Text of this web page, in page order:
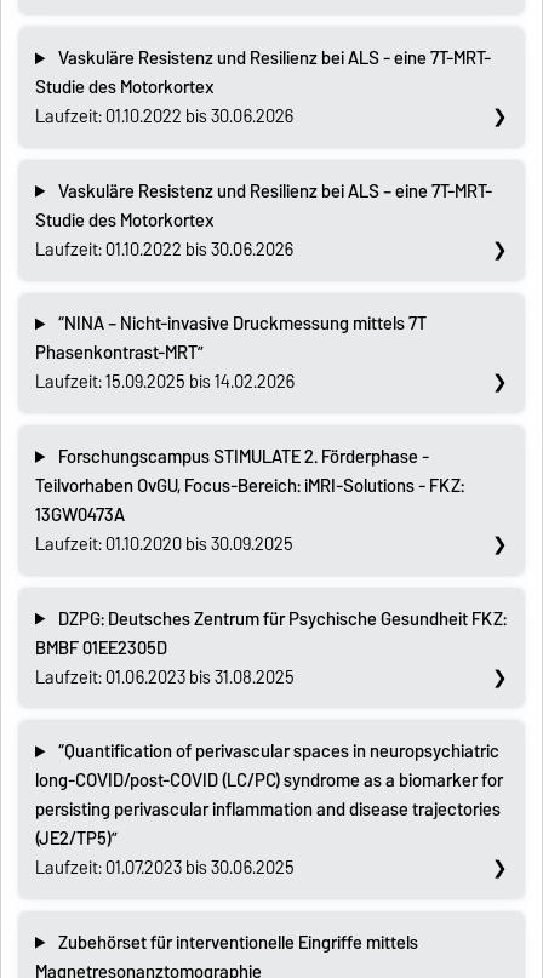
Vaskuläre Resistenz und Resilienz bei ALS - eine 7T-MRT-
Studie des Motorkortex
Laufzeit: 01.10.2022 bis 30.06.2026
Vaskuläre Resistenz und Resilienz bei ALS – eine 7T-MRT-
Studie des Motorkortex
Laufzeit: 01.10.2022 bis 30.06.2026
“NINA – Nicht-invasive Druckmessung mittels 7T
Phasenkontrast-MRT”
Laufzeit: 15.09.2025 bis 14.02.2026
Forschungscampus STIMULATE 2. Förderphase -
Teilvorhaben OvGU, Focus-Bereich: iMRI-Solutions - FKZ:
13GW0473A
Laufzeit: 01.10.2020 bis 30.09.2025
DZPG: Deutsches Zentrum für Psychische Gesundheit FKZ:
BMBF 01EE2305D
Laufzeit: 01.06.2023 bis 31.08.2025
“Quantification of perivascular spaces in neuropsychiatric
long-COVID/post-COVID (LC/PC) syndrome as a biomarker for
persisting perivascular inflammation and disease trajectories
(JE2/TP5)”
Laufzeit: 01.07.2023 bis 30.06.2025
Zubehörset für interventionelle Eingriffe mittels
Magnetresonanztomographie